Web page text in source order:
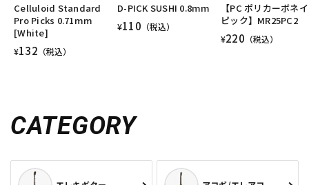
Celluloid Standard
Pro Picks 0.71mm
[White]
¥132 （税込）
D-PICK SUSHI 0.8mm
¥110 （税込）
【PC ポリカーボネ
ピック】MR25PC2
¥220 （税込）
CATEGORY